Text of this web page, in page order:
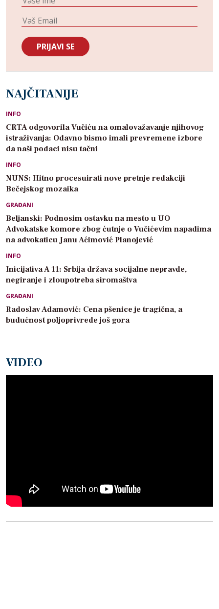
NAJČITANIJE
INFO
CRTA odgovorila Vučiću na omalovažavanje njihovog
istraživanja: Odavno bismo imali prevremene izbore
da naši podaci nisu tačni
INFO
NUNS: Hitno procesuirati nove pretnje redakciji
Bečejskog mozaika
GRAĐANI
Beljanski: Podnosim ostavku na mesto u UO
Advokatske komore zbog ćutnje o Vučićevim napadima
na advokaticu Janu Aćimović Planojević
INFO
Inicijativa A 11: Srbija država socijalne nepravde,
negiranje i zloupotreba siromaštva
GRAĐANI
Radoslav Adamović: Cena pšenice je tragična, a
budućnost poljoprivrede još gora
VIDEO